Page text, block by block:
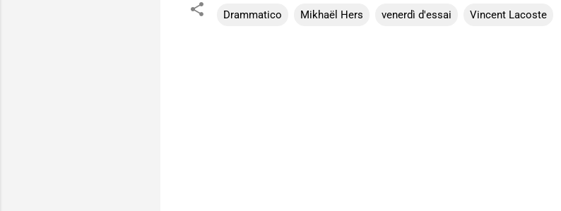
Drammatico Mikhaël Hers venerdì d'essai Vincent Lacoste